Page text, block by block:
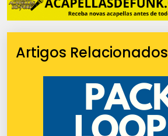
o
Artigos Relacionados